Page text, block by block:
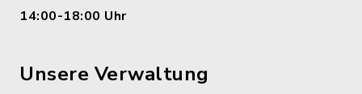
14:00-18:00 Uhr
Unsere Verwaltung